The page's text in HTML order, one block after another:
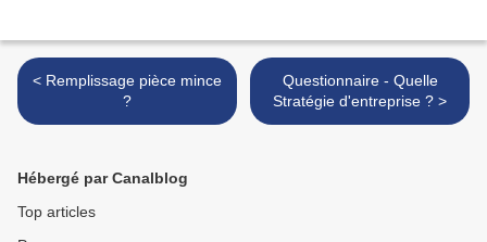
< Remplissage pièce mince
?
Questionnaire - Quelle
Stratégie d'entreprise ? >
Hébergé par Canalblog
Top articles